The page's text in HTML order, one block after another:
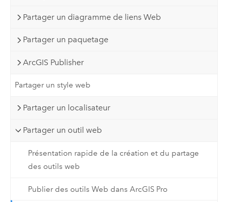
Partager un diagramme de liens Web
Partager un paquetage
ArcGIS Publisher
Partager un style web
Partager un localisateur
Partager un outil web
Présentation rapide de la création et du partage
des outils web
Publier des outils Web dans ArcGIS Pro